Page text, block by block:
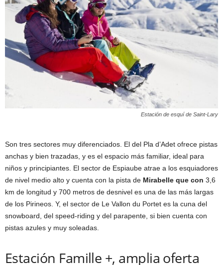
Estación de esquí de Saint-Lary
Son tres sectores muy diferenciados. El del Pla d’Adet ofrece pistas
anchas y bien trazadas, y es el espacio más familiar, ideal para
niños y principiantes. El sector de Espiaube atrae a los esquiadores
de nivel medio alto y cuenta con la pista de Mirabelle que con 3,6
km de longitud y 700 metros de desnivel es una de las más largas
de los Pirineos. Y, el sector de Le Vallon du Portet es la cuna del
snowboard, del speed-riding y del parapente, si bien cuenta con
pistas azules y muy soleadas.
Estación Famille +, amplia oferta